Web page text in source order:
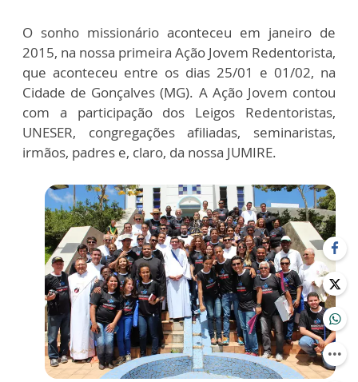
O sonho missionário aconteceu em janeiro de
2015, na nossa primeira Ação Jovem Redentorista,
que aconteceu entre os dias 25/01 e 01/02, na
Cidade de Gonçalves (MG). A Ação Jovem contou
com a participação dos Leigos Redentoristas,
UNESER, congregações afiliadas, seminaristas,
irmãos, padres e, claro, da nossa JUMIRE.